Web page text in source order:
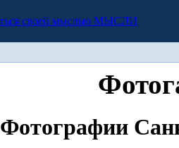
МЫСЛИ
Фотографии